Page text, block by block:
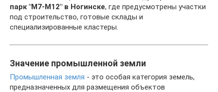
парк "M7-M12" в Ногинске, где предусмотрены участки
под строительство, готовые склады и
специализированные кластеры.
Значение промышленной земли
Промышленная земля - это особая категория земель,
предназначенных для размещения объектов